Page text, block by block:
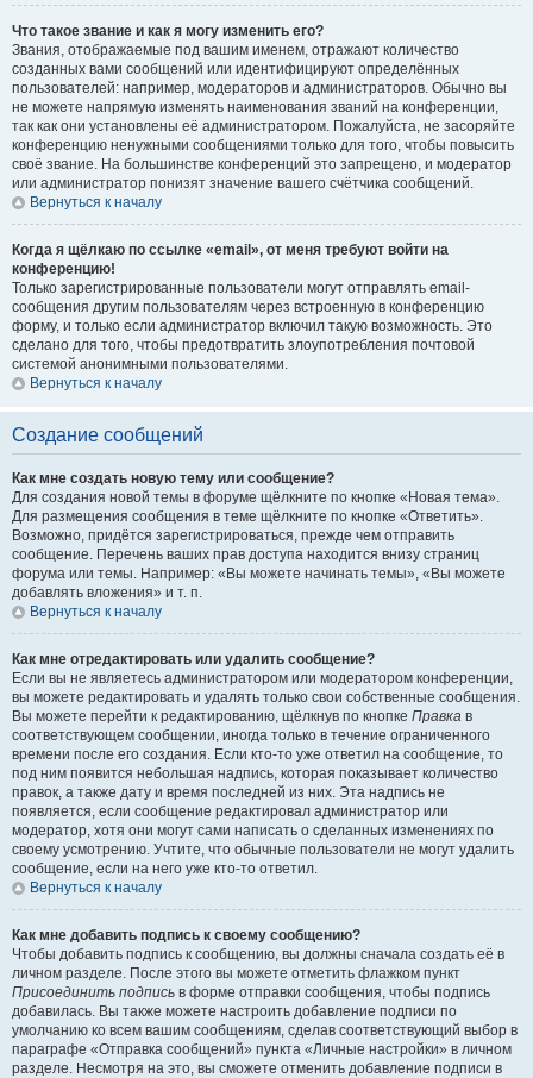
Что такое звание и как я могу изменить его?
Звания, отображаемые под вашим именем, отражают количество
созданных вами сообщений или идентифицируют определённых
пользователей: например, модераторов и администраторов. Обычно вы
не можете напрямую изменять наименования званий на конференции,
так как они установлены её администратором. Пожалуйста, не засоряйте
конференцию ненужными сообщениями только для того, чтобы повысить
своё звание. На большинстве конференций это запрещено, и модератор
или администратор понизят значение вашего счётчика сообщений.
Вернуться к началу
Когда я щёлкаю по ссылке «email», от меня требуют войти на
конференцию!
Только зарегистрированные пользователи могут отправлять email-
сообщения другим пользователям через встроенную в конференцию
форму, и только если администратор включил такую возможность. Это
сделано для того, чтобы предотвратить злоупотребления почтовой
системой анонимными пользователями.
Вернуться к началу
Создание сообщений
Как мне создать новую тему или сообщение?
Для создания новой темы в форуме щёлкните по кнопке «Новая тема».
Для размещения сообщения в теме щёлкните по кнопке «Ответить».
Возможно, придётся зарегистрироваться, прежде чем отправить
сообщение. Перечень ваших прав доступа находится внизу страниц
форума или темы. Например: «Вы можете начинать темы», «Вы можете
добавлять вложения» и т. п.
Вернуться к началу
Как мне отредактировать или удалить сообщение?
Если вы не являетесь администратором или модератором конференции,
вы можете редактировать и удалять только свои собственные сообщения.
Вы можете перейти к редактированию, щёлкнув по кнопке Правка в
соответствующем сообщении, иногда только в течение ограниченного
времени после его создания. Если кто-то уже ответил на сообщение, то
под ним появится небольшая надпись, которая показывает количество
правок, а также дату и время последней из них. Эта надпись не
появляется, если сообщение редактировал администратор или
модератор, хотя они могут сами написать о сделанных изменениях по
своему усмотрению. Учтите, что обычные пользователи не могут удалить
сообщение, если на него уже кто-то ответил.
Вернуться к началу
Как мне добавить подпись к своему сообщению?
Чтобы добавить подпись к сообщению, вы должны сначала создать её в
личном разделе. После этого вы можете отметить флажком пункт
Присоединить подпись в форме отправки сообщения, чтобы подпись
добавилась. Вы также можете настроить добавление подписи по
умолчанию ко всем вашим сообщениям, сделав соответствующий выбор в
параграфе «Отправка сообщений» пункта «Личные настройки» в личном
разделе. Несмотря на это, вы сможете отменить добавление подписи в